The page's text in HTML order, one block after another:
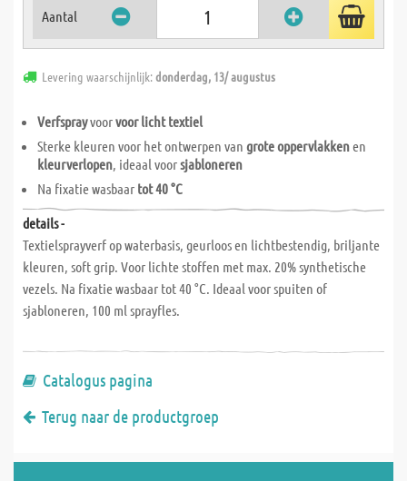
Aantal
Levering waarschijnlijk:donderdag, 13/ augustus
Verfsprayvoorvoor licht textiel
Sterke kleuren voor het ontwerpen van grote oppervlakkenen
kleurverlopen, ideaal voorsjabloneren
Na fixatie wasbaar tot 40 °C
details -
Textielsprayverf op waterbasis, geurloos en lichtbestendig, briljante
kleuren, soft grip. Voor lichte stoffen met max. 20% synthetische
vezels. Na fixatie wasbaar tot 40 °C. Ideaal voor spuiten of
sjabloneren, 100 ml sprayfles.
Catalogus pagina
Terug naar de productgroep